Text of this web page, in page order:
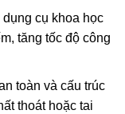
cụ khoa học
tăng tốc độ công
toàn và cấu trúc
thoát hoặc tai